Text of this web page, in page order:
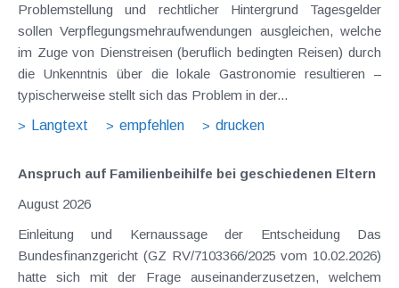
Problemstellung und rechtlicher Hintergrund Tagesgelder
sollen Verpflegungsmehraufwendungen ausgleichen, welche
im Zuge von Dienstreisen (beruflich bedingten Reisen) durch
die Unkenntnis über die lokale Gastronomie resultieren –
typischerweise stellt sich das Problem in der...
Langtext
empfehlen drucken
Anspruch auf Familienbeihilfe bei geschiedenen Eltern
August 2026
Einleitung und Kernaussage der Entscheidung Das
Bundesfinanzgericht (GZ RV/7103366/2025 vom 10.02.2026)
hatte sich mit der Frage auseinanderzusetzen, welchem